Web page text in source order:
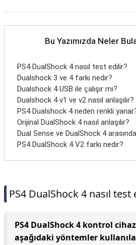
Bu Yazımızda Neler
PS4 DualShock 4 nasıl test edilir?
Dualshock 3 ve 4 farkı nedir?
Dualshock 4 USB ile çalışır mı?
Dualshock 4 v1 ve v2 nasıl anlaşılır?
PS4 Dualshock 4 neden renkli
Orijinal DualShock 4 nasıl anlaşılır?
Dual Sense ve DualShock 4
PS4 DualShock 4 V2 farkı nedir?
PS4 DualShock 4 nasıl test
PS4 DualShock 4 kontrol
aşağıdaki yöntemler